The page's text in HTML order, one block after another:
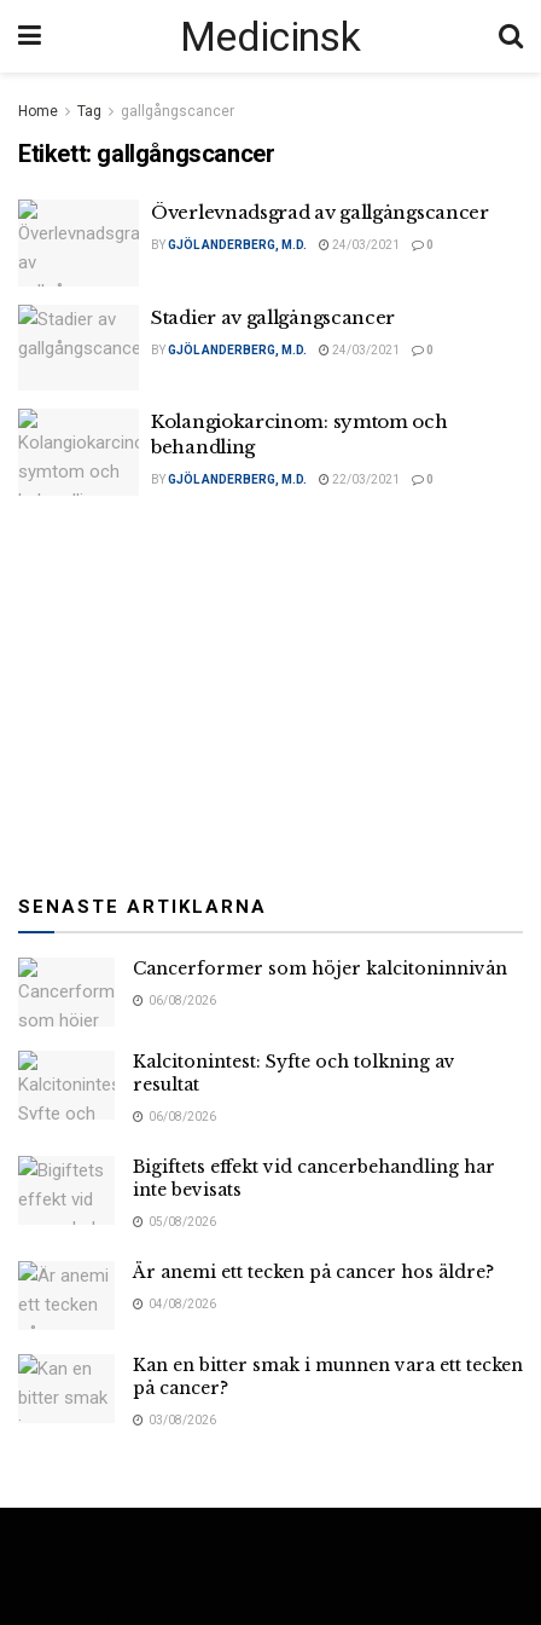
Medicinsk
Home Tag gallgångscancer
Etikett: gallgångscancer
Överlevnadsgrad av gallgångscancer
BYGJÖL ANDERBERG, M.D. 24/03/2021 0
Stadier av gallgångscancer
BYGJÖL ANDERBERG, M.D. 24/03/2021 0
Kolangiokarcinom: symtom och
behandling
BYGJÖL ANDERBERG, M.D. 22/03/2021 0
SENASTE ARTIKLARNA
Cancerformer som höjer kalcitoninnivån
06/08/2026
Kalcitonintest: Syfte och tolkning av
resultat
06/08/2026
Bigiftets effekt vid cancerbehandling har
inte bevisats
05/08/2026
Är anemi ett tecken på cancer hos äldre?
04/08/2026
Kan en bitter smak i munnen vara ett tecken
på cancer?
03/08/2026